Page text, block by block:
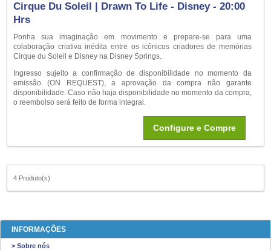
Cirque Du Soleil | Drawn To Life - Disney - 20:00
Hrs
Ponha sua imaginação em movimento e prepare-se para uma
colaboração criativa inédita entre os icônicos criadores de memórias
Cirque du Soleil e Disney na Disney Springs.
Ingresso sujeito a confirmação de disponibilidade no momento da
emissão (ON REQUEST), a aprovação da compra não garante
disponibilidade. Caso não haja disponibilidade no momento da compra,
o reembolso será feito de forma integral.
Configure e Compre
4 Produto(s)
INFORMAÇÕES
> Sobre nós